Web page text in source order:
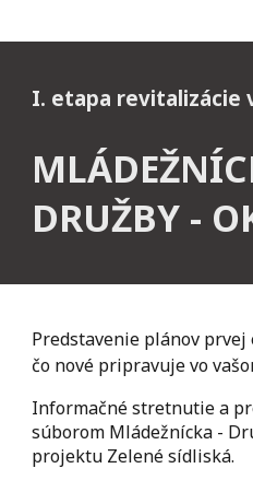
I. etapa revitalizácie
DRUŽBY -
Predstavenie plánov
čo nové pripravuje vo
Informačné stretnutie a
súborom Mládežnícka -
projektu Zelené sídliská.